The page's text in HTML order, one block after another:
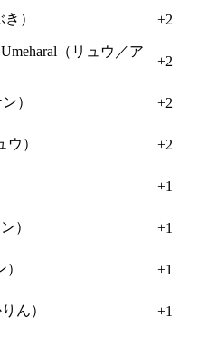
） +2
（リュウ／ア
+2
） +2
） +2
+1
） +1
+1
ん） +1